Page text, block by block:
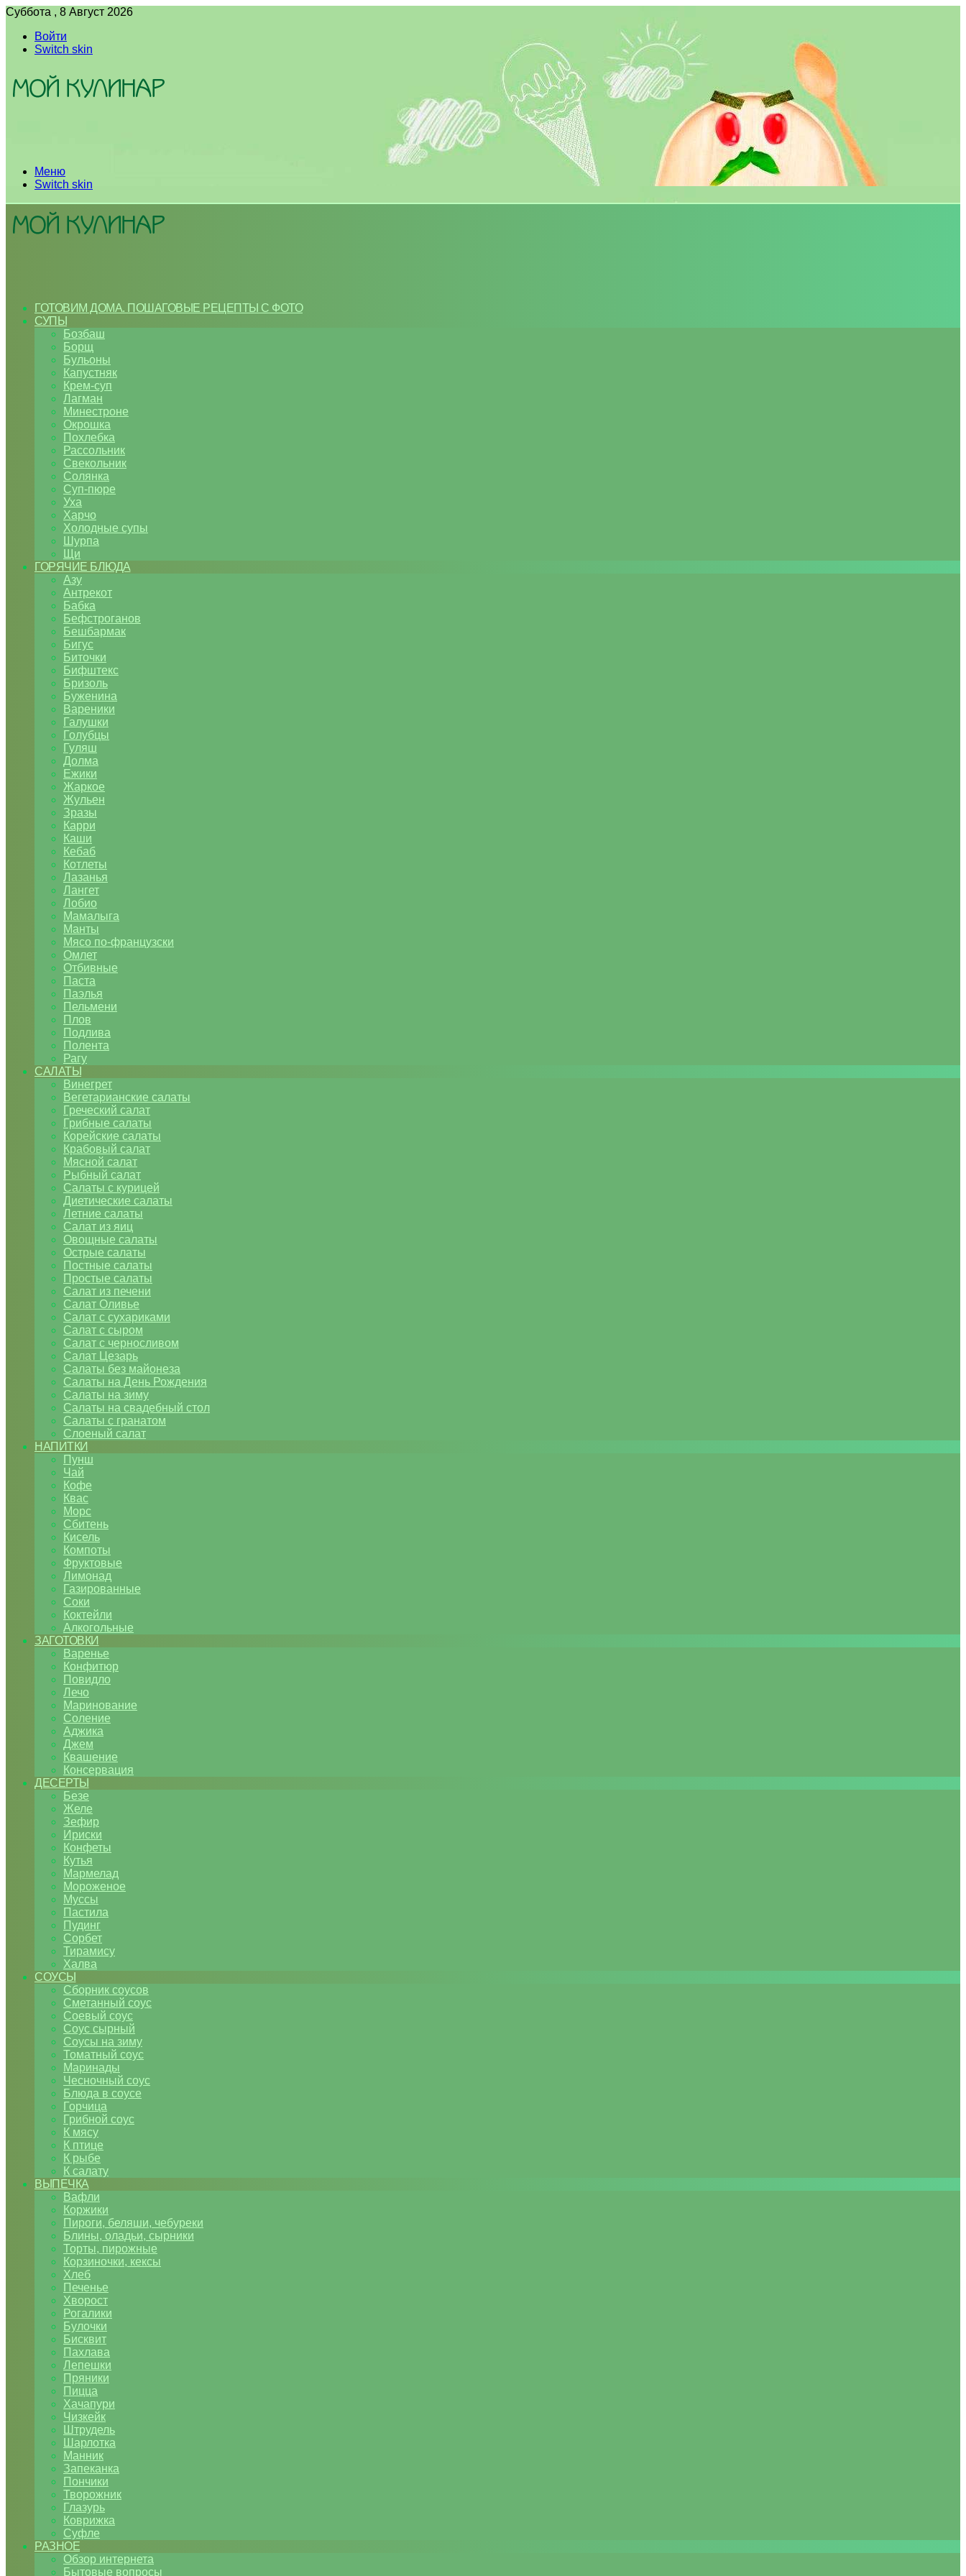
Суббота , 8 Август 2026
Войти
Switch skin
Меню
Switch skin
ГОТОВИМ ДОМА. ПОШАГОВЫЕ РЕЦЕПТЫ С ФОТО
СУПЫ
Бозбаш
Борщ
Бульоны
Капустняк
Крем-суп
Лагман
Минестроне
Окрошка
Похлебка
Рассольник
Свекольник
Солянка
Суп-пюре
Уха
Харчо
Холодные супы
Шурпа
Щи
ГОРЯЧИЕ БЛЮДА
Азу
Антрекот
Бабка
Бефстроганов
Бешбармак
Бигус
Биточки
Бифштекс
Бризоль
Буженина
Вареники
Галушки
Голубцы
Гуляш
Долма
Ежики
Жаркое
Жульен
Зразы
Карри
Каши
Кебаб
Котлеты
Лазанья
Лангет
Лобио
Мамалыга
Манты
Мясо по-французски
Омлет
Отбивные
Паста
Паэлья
Пельмени
Плов
Подлива
Полента
Рагу
САЛАТЫ
Винегрет
Вегетарианские салаты
Греческий салат
Грибные салаты
Корейские салаты
Крабовый салат
Мясной салат
Рыбный салат
Салаты с курицей
Диетические салаты
Летние салаты
Салат из яиц
Овощные салаты
Острые салаты
Постные салаты
Простые салаты
Салат из печени
Салат Оливье
Салат с сухариками
Салат с сыром
Салат с черносливом
Салат Цезарь
Салаты без майонеза
Салаты на День Рождения
Салаты на зиму
Салаты на свадебный стол
Салаты с гранатом
Слоеный салат
НАПИТКИ
Пунш
Чай
Кофе
Квас
Морс
Сбитень
Кисель
Компоты
Фруктовые
Лимонад
Газированные
Соки
Коктейли
Алкогольные
ЗАГОТОВКИ
Варенье
Конфитюр
Повидло
Лечо
Маринование
Соление
Аджика
Джем
Квашение
Консервация
ДЕСЕРТЫ
Безе
Желе
Зефир
Ириски
Конфеты
Кутья
Мармелад
Мороженое
Муссы
Пастила
Пудинг
Сорбет
Тирамису
Халва
СОУСЫ
Сборник соусов
Сметанный соус
Соевый соус
Соус сырный
Соусы на зиму
Томатный соус
Маринады
Чесночный соус
Блюда в соусе
Горчица
Грибной соус
К мясу
К птице
К рыбе
К салату
ВЫПЕЧКА
Вафли
Коржики
Пироги, беляши, чебуреки
Блины, оладьи, сырники
Торты, пирожные
Корзиночки, кексы
Хлеб
Печенье
Хворост
Рогалики
Булочки
Бисквит
Пахлава
Лепешки
Пряники
Пицца
Хачапури
Чизкейк
Штрудель
Шарлотка
Манник
Запеканка
Пончики
Творожник
Глазурь
Коврижка
Суфле
РАЗНОЕ
Обзор интернета
Бытовые вопросы